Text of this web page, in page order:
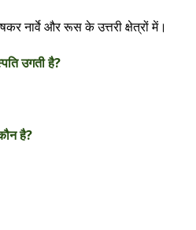
नार्वे और रूस के उत्तरी क्षेत्रों में।
उगती है?
है?